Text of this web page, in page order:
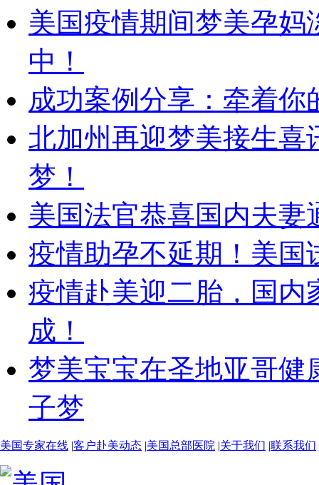
美国疫情期间梦美孕
中！
成功案例分享：牵着你
北加州再迎梦美接生喜
梦！
美国法官恭喜国内夫
疫情助孕不延期！美国
疫情赴美迎二胎，国内
成！
梦美宝宝在圣地亚哥健
子梦
美国专家在线 |客户赴美动态 |美国总部医院 |关于我们 |联系我们